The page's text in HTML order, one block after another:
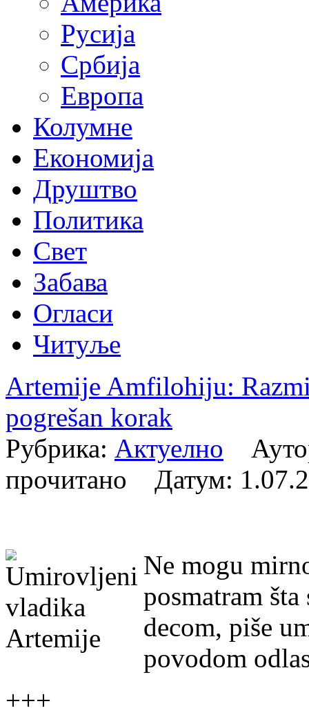
Русија
Србија
Европа
Колумне
Економија
Друштво
Политика
Свет
Забава
Огласи
Читуље
Artemije Amfilohiju:
pogrešan korak
Рубрика: Актуелно
прочитано Датум:
Ne mogu
posmatram
decom, piše
povodom
+++